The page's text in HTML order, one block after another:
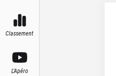
Classement
L'Apéro